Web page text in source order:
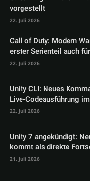
vorgestellt
22. Juli 2026
Call of Duty: Modern
erster Serienteil auch
22. Juli 2026
Unity CLI: Neues
Live-Codeausführung
22. Juli 2026
Unity 7 angekündigt:
kommt als direkte
21. Juli 2026